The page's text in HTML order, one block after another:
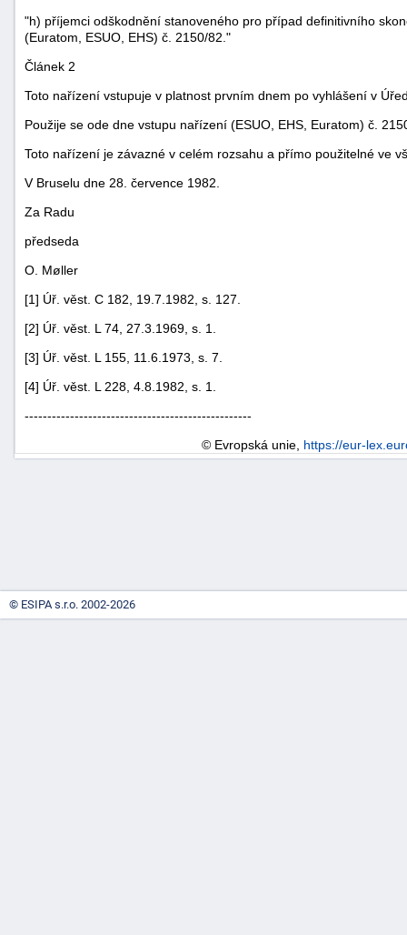
"h) příjemci odškodnění stanoveného pro případ definitivního
(Euratom, ESUO, EHS) č. 2150/82."
Článek 2
Toto nařízení vstupuje v platnost prvním dnem po vyhlášení v
Použije se ode dne vstupu nařízení (ESUO, EHS, Euratom) č.
Toto nařízení je závazné v celém rozsahu a přímo použitelné ve
V Bruselu dne 28. července 1982.
Za Radu
předseda
O. Møller
[1] Úř. věst. C 182, 19.7.1982, s. 127.
[2] Úř. věst. L 74, 27.3.1969, s. 1.
[3] Úř. věst. L 155, 11.6.1973, s. 7.
[4] Úř. věst. L 228, 4.8.1982, s. 1.
--------------------------------------------------
© Evropská unie, https://eur-
© ESIPA s.r.o. 2002-2026